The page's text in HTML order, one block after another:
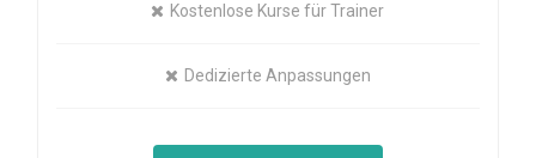
Kostenlose Kurse für Trainer
Dedizierte Anpassungen